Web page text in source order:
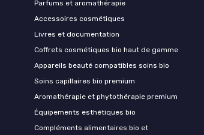
Parfums et aromathérapie
Accessoires cosmétiques
Livres et documentation
Coffrets cosmétiques bio haut de gamme
Appareils beauté compatibles soins bio
Soins capillaires bio premium
Aromathérapie et phytothérapie premium
Équipements esthétiques bio
Compléments alimentaires bio et